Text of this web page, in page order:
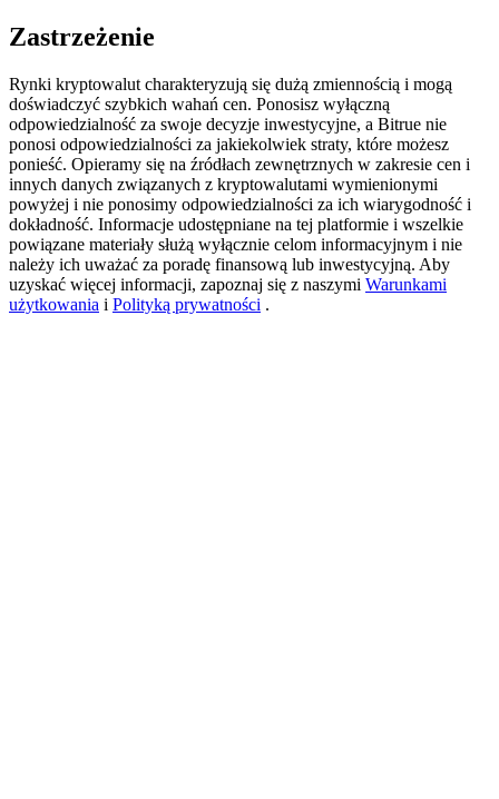
Exclusive for BitMart Users
Register & Trade to Win 500,000 USDT
Precious Metals Trading Carnival
Trade Gold & Silver · 33,333 USDT Bonus
Zastrzeżenie
Rynki kryptowalut charakteryzują się dużą zmiennością i mogą
doświadczyć szybkich wahań cen. Ponosisz wyłączną
odpowiedzialność za swoje decyzje inwestycyjne, a Bitrue nie
ponosi odpowiedzialności za jakiekolwiek straty, które możesz
ponieść. Opieramy się na źródłach zewnętrznych w zakresie cen i
innych danych związanych z kryptowalutami wymienionymi
powyżej i nie ponosimy odpowiedzialności za ich wiarygodność i
dokładność. Informacje udostępniane na tej platformie i wszelkie
powiązane materiały służą wyłącznie celom informacyjnym i nie
należy ich uważać za poradę finansową lub inwestycyjną. Aby
uzyskać więcej informacji, zapoznaj się z naszymi Warunkami
użytkowania i Polityką prywatności .